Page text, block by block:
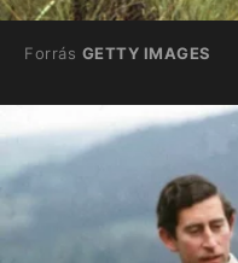
Forrás GETTY IMAGES